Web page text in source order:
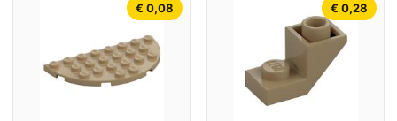
€ 0,08 € 0,28